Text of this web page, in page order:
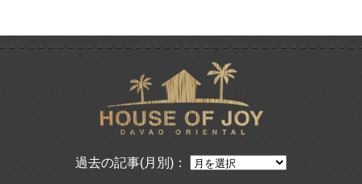
過去の記事(月別)：